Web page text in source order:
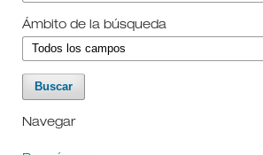
Ámbito de la búsqueda
Navegar